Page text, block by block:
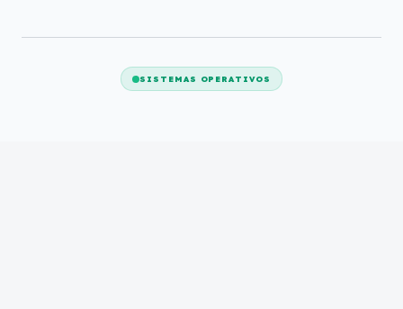
SISTEMAS OPERATIVOS